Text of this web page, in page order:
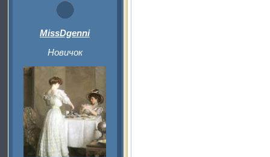
MissDgenni
Новичок